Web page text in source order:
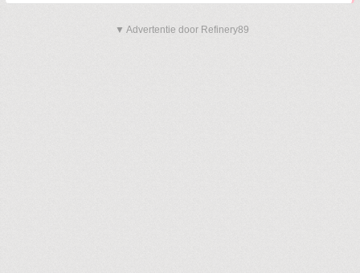
▼ Advertentie door Refinery89